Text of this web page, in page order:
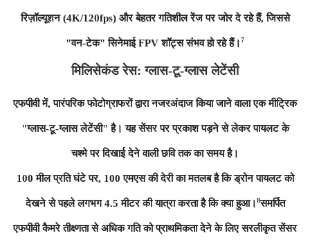
रिज़ॉल्यूशन (4K/120fps) और बेहतर गतिशील रेंज पर जोर दे रहे हैं, जिससे
"वन-टेक" सिनेमाई FPV शॉट्स संभव हो रहे हैं।7
मिलिसेकंड रेस: ग्लास-टू-ग्लास लेटेंसी
एफपीवी में, पारंपरिक फोटोग्राफरों द्वारा नजरअंदाज किया जाने वाला एक मीट्रिक
"ग्लास-टू-ग्लास लेटेंसी" है। यह सेंसर पर प्रकाश पड़ने से लेकर पायलट के
चश्मे पर दिखाई देने वाली छवि तक का समय है।
100 मील प्रति घंटे पर, 100 एमएस की देरी का मतलब है कि ड्रोन पायलट को
देखने से पहले लगभग 4.5 मीटर की यात्रा करता है कि क्या हुआ।8समर्पित
एफपीवी कैमरे तीक्ष्णता से अधिक गति को प्राथमिकता देने के लिए सरलीकृत सेंसर